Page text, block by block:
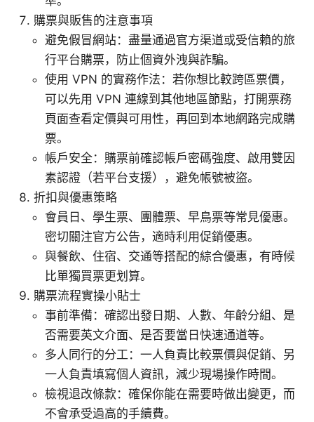
購票與販售的注意事項
避免假冒網站：盡量通過官方渠道或受信賴的旅
行平台購票，防止個資外洩與詐騙。
使用 VPN 的實務作法：若你想比較跨區票價，
可以先用 VPN 連線到其他地區節點，打開票務
頁面查看定價與可用性，再回到本地網路完成購
票。
帳戶安全：購票前確認帳戶密碼強度、啟用雙因
素認證（若平台支援），避免帳號被盜。
折扣與優惠策略
會員日、學生票、團體票、早鳥票等常見優惠。
密切關注官方公告，適時利用促銷優惠。
與餐飲、住宿、交通等搭配的綜合優惠，有時候
比單獨買票更划算。
購票流程實操小貼士
事前準備：確認出發日期、人數、年齡分組、是
否需要英文介面、是否要當日快速通道等。
多人同行的分工：一人負責比較票價與促銷、另
一人負責填寫個人資訊，減少現場操作時間。
檢視退改條款：確保你能在需要時做出變更，而
不會承受過高的手續費。